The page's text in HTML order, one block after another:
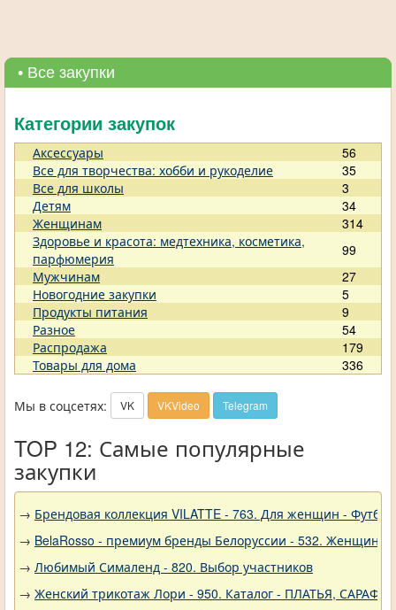
• Все закупки
Категории закупок
Аксессуары
56
Все для творчества: хобби и рукоделие
35
Все для школы
3
Детям
34
Женщинам
314
Здоровье и красота: медтехника, косметика,
парфюмерия
99
Мужчинам
27
Новогодние закупки
5
Продукты питания
9
Разное
54
Распродажа
179
Товары для дома
336
Мы в соцсетях: VK VKVideo Telegram
TOP 12: Самые популярные
закупки
→ Брендовая коллекция VILATTE - 763. Для женщин -
→ BelaRosso - премиум бренды Белоруссии - 532.
→ Любимый Сималенд - 820. Выбор участников
→ Женский трикотаж Лори - 950. Каталог - ПЛАТЬЯ,